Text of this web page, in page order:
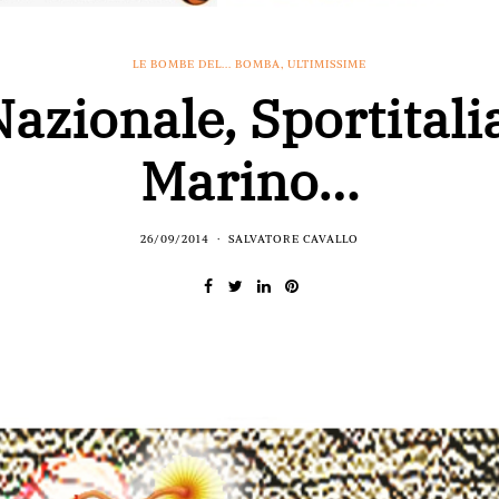
LE BOMBE DEL... BOMBA, ULTIMISSIME
Marino…
26/09/2014 SALVATORE CAVALLO